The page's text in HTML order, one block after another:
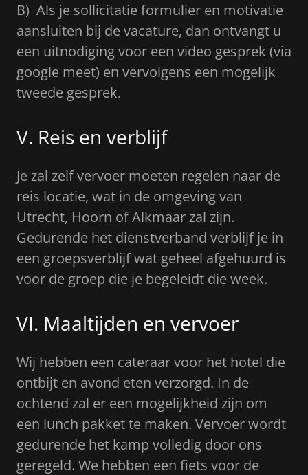
B) Als je sollicitatie formulier en motivatie
aansluiten bij de vacature, dan ontvangt u
een uitnodiging voor een video gesprek (via
google meet) en vervolgens een mogelijk
tweede gesprek.
V. Reis en verblijf
Je zal zelf vervoer moeten regelen naar de
reis locatie, wat in de omgeving van
Utrecht, Hoorn of Alkmaar zal zijn.
Gedurende het dienstverband verblijf je in
een groepsverblijf wat geheel afgehuurd is
voor de groep die je begeleidt die week.
VI. Maaltijden en vervoer
Wij hebben een cateraar voor het hotel die
ontbijt en avond eten verzorgd. In de
ochtend zal er een mogelijkheid zijn om
een lunch pakket te maken. Vervoer wordt
gedurende het kamp volledig door ons
geregeld. We hebben een fiets voor de